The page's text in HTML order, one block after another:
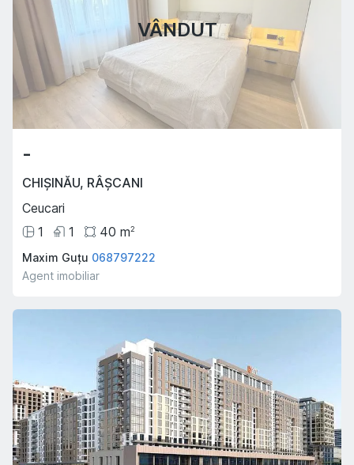
VÂNDUT
-
CHIȘINĂU, RÂȘCANI
Ceucari
1
1 40 m2
Maxim Guțu 068797222
Agent imobiliar